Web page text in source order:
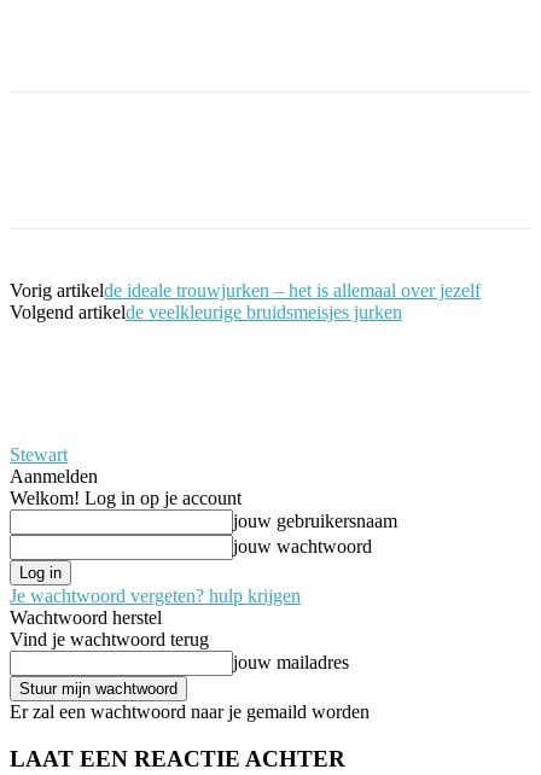
Vorig artikelde ideale trouwjurken – het is allemaal over jezelf
Volgend artikelde veelkleurige bruidsmeisjes jurken
Stewart
Aanmelden
Welkom! Log in op je account
jouw gebruikersnaam
jouw wachtwoord
Je wachtwoord vergeten? hulp krijgen
Wachtwoord herstel
Vind je wachtwoord terug
jouw mailadres
Er zal een wachtwoord naar je gemaild worden
LAAT EEN REACTIE ACHTER